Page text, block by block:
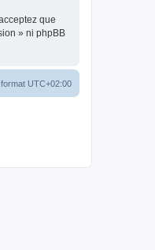
que
» ni phpBB
UTC+02:00